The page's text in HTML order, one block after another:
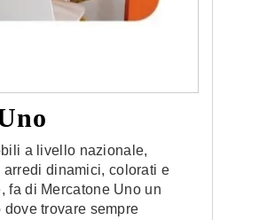
a livello nazionale,
dinamici, colorati e
fa di Mercatone Uno un
trovare sempre